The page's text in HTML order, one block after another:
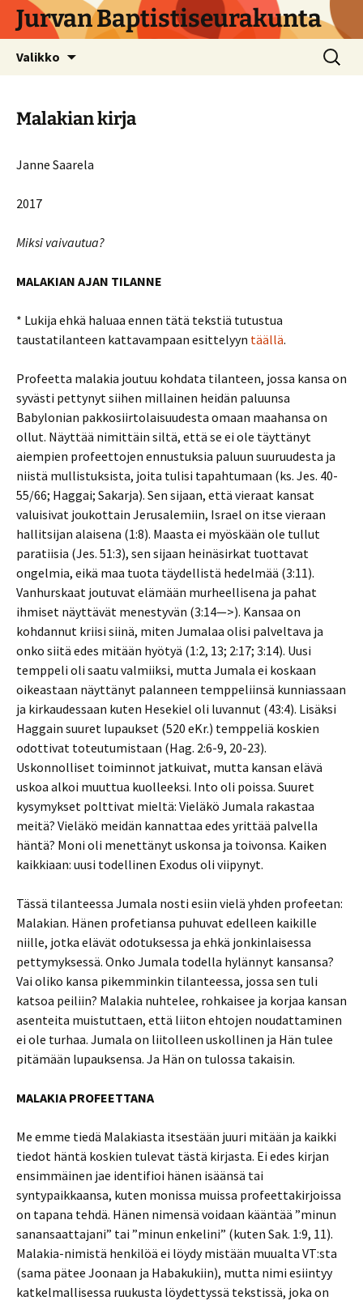
Siirry
sisältöön
Jurvan Baptistiseurakunta
Valikko Haku:
Malakian kirja
Janne Saarela
2017
Miksi vaivautua?
MALAKIAN AJAN TILANNE
* Lukija ehkä haluaa ennen tätä tekstiä tutustua
taustatilanteen kattavampaan esittelyyn täällä.
Profeetta malakia joutuu kohdata tilanteen, jossa kansa on
syvästi pettynyt siihen millainen heidän paluunsa
Babylonian pakkosiirtolaisuudesta omaan maahansa on
ollut. Näyttää nimittäin siltä, että se ei ole täyttänyt
aiempien profeettojen ennustuksia paluun suuruudesta ja
niistä mullistuksista, joita tulisi tapahtumaan (ks. Jes. 40-
55/66; Haggai; Sakarja). Sen sijaan, että vieraat kansat
valuisivat joukottain Jerusalemiin, Israel on itse vieraan
hallitsijan alaisena (1:8). Maasta ei myöskään ole tullut
paratiisia (Jes. 51:3), sen sijaan heinäsirkat tuottavat
ongelmia, eikä maa tuota täydellistä hedelmää (3:11).
Vanhurskaat joutuvat elämään murheellisena ja pahat
ihmiset näyttävät menestyvän (3:14—>). Kansaa on
kohdannut kriisi siinä, miten Jumalaa olisi palveltava ja
onko siitä edes mitään hyötyä (1:2, 13; 2:17; 3:14). Uusi
temppeli oli saatu valmiiksi, mutta Jumala ei koskaan
oikeastaan näyttänyt palanneen temppeliinsä kunniassaan
ja kirkaudessaan kuten Hesekiel oli luvannut (43:4). Lisäksi
Haggain suuret lupaukset (520 eKr.) temppeliä koskien
odottivat toteutumistaan (Hag. 2:6-9, 20-23).
Uskonnolliset toiminnot jatkuivat, mutta kansan elävä
uskoa alkoi muuttua kuolleeksi. Into oli poissa. Suuret
kysymykset polttivat mieltä: Vieläkö Jumala rakastaa
meitä? Vieläkö meidän kannattaa edes yrittää palvella
häntä? Moni oli menettänyt uskonsa ja toivonsa. Kaiken
kaikkiaan: uusi todellinen Exodus oli viipynyt.
Tässä tilanteessa Jumala nosti esiin vielä yhden profeetan:
Malakian. Hänen profetiansa puhuvat edelleen kaikille
niille, jotka elävät odotuksessa ja ehkä jonkinlaisessa
pettymyksessä. Onko Jumala todella hylännyt kansansa?
Vai oliko kansa pikemminkin tilanteessa, jossa sen tuli
katsoa peiliin? Malakia nuhtelee, rohkaisee ja korjaa kansan
asenteita muistuttaen, että liiton ehtojen noudattaminen
ei ole turhaa. Jumala on liitolleen uskollinen ja Hän tulee
pitämään lupauksensa. Ja Hän on tulossa takaisin.
MALAKIA PROFEETTANA
Me emme tiedä Malakiasta itsestään juuri mitään ja kaikki
tiedot häntä koskien tulevat tästä kirjasta. Ei edes kirjan
ensimmäinen jae identifioi hänen isäänsä tai
syntypaikkaansa, kuten monissa muissa profeettakirjoissa
on tapana tehdä. Hänen nimensä voidaan kääntää ”minun
sanansaattajani” tai ”minun enkelini” (kuten Sak. 1:9, 11).
Malakia-nimistä henkilöä ei löydy mistään muualta VT:sta
(sama pätee Joonaan ja Habakukiin), mutta nimi esiintyy
katkelmallisessa ruukusta löydettyssä tekstissä, joka on